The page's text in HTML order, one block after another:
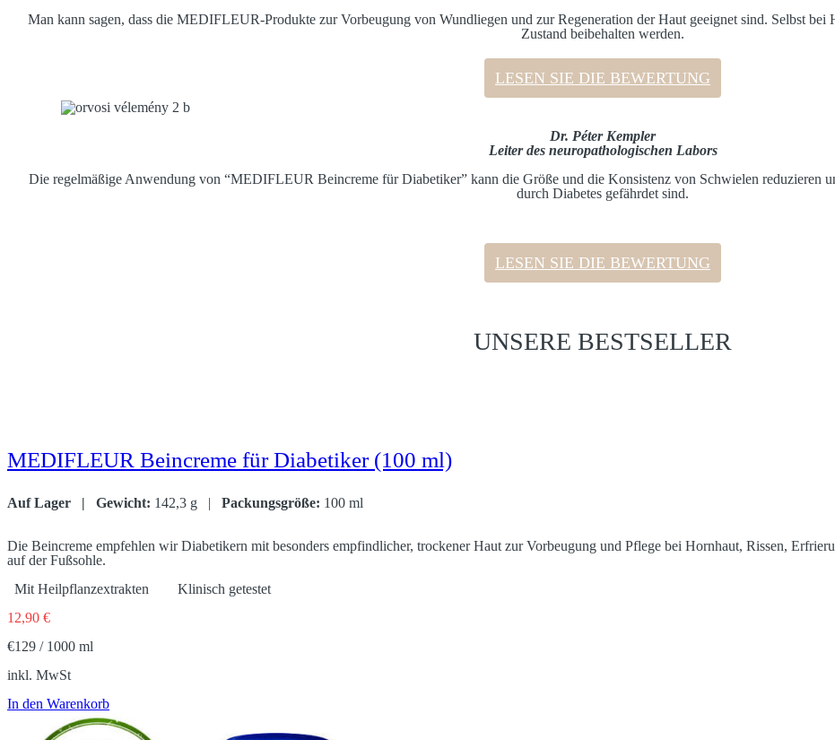
Man kann sagen, dass die MEDIFLEUR-Produkte zur Vorbeugung von Wundliegen und zur Regeneration der Haut geeignet sind. Selbst
Zustand beibehalten werden.
LESEN SIE DIE BEWERTUNG
Dr. Péter Kempler
Leiter des neuropathologischen Labors
Die regelmäßige Anwendung von “MEDIFLEUR Beincreme für Diabetiker” kann die Größe und die Konsistenz von Schwielen reduzieren
durch Diabetes gefährdet sind.
LESEN SIE DIE BEWERTUNG
UNSERE BESTSELLER
MEDIFLEUR Beincreme für Diabetiker (100 ml)
Auf Lager | Gewicht: 142,3 g | Packungsgröße: 100 ml
Die Beincreme empfehlen wir Diabetikern mit besonders empfindlicher, trockener Haut zur Vorbeugung und Pflege bei Hornhaut, Rissen,
auf der Fußsohle.
Mit Heilpflanzextrakten
Klinisch getestet
12,90 €
€129 / 1000 ml
inkl. MwSt
In den Warenkorb